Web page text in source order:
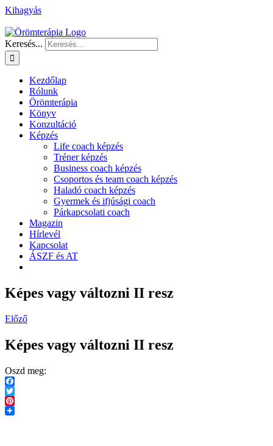
Kihagyás
Keresés...
Kezdőlap
Rólunk
Örömterápia
Könyv
Konzultáció
Képzés
Life coach képzés
Tréner képzés
Business coach képzés
Csoportos és team coach képzés
Haladó coach képzés
Gyermek és ifjúsági coach
Párkapcsolati coach
Magazin
Hírlevél
Kapcsolat
ÁSZF és AT
Képes vagy változni II resz
Előző
Képes vagy változni II resz
Oszd meg:
Facebook
Twitter
Pinterest